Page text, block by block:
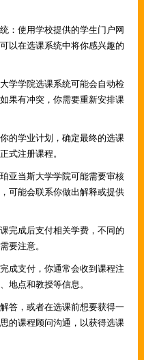
使用学校提供的学生门户网
以在选课系统中将你感兴趣的
学院选课系统可能会自动检
果有冲突，你需要重新安排课
学业计划，确定最终的选课
式注册课程。
当斯大学学院可能需要审核
可能会联系你做出解释或提供
成后支付相关学费，不同的
要注意。
支付，你通常会收到课程注
地点和教授等信息。
，或者在选课前想要获得一
的课程顾问沟通，以获得选课